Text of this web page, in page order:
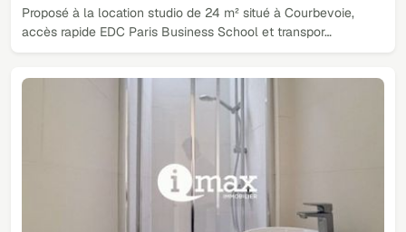
Proposé à la location studio de 24 m² situé à Courbevoie,
accès rapide EDC Paris Business School et transpor…